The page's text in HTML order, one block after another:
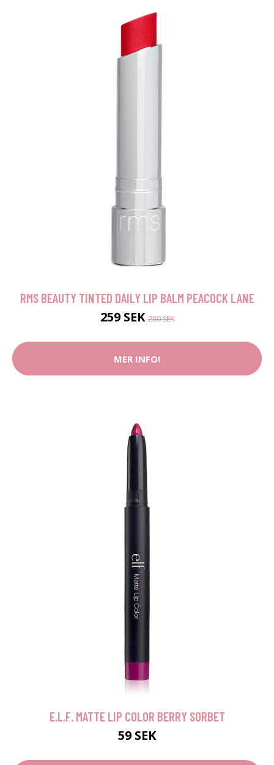
RMS BEAUTY TINTED DAILY LIP BALM PEACOCK LANE
259 SEK280 SEK
MER INFO!
E.L.F. MATTE LIP COLOR BERRY SORBET
59 SEK